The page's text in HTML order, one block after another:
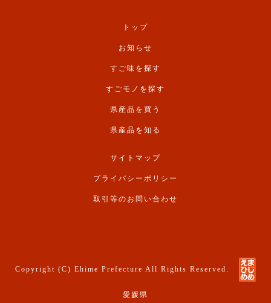
トップ
お知らせ
すご味を探す
すごモノを探す
県産品を買う
県産品を知る
サイトマップ
プライバシーポリシー
取引等のお問い合わせ
Copyright (C) Ehime Prefecture All Rights Reserved.
愛媛県